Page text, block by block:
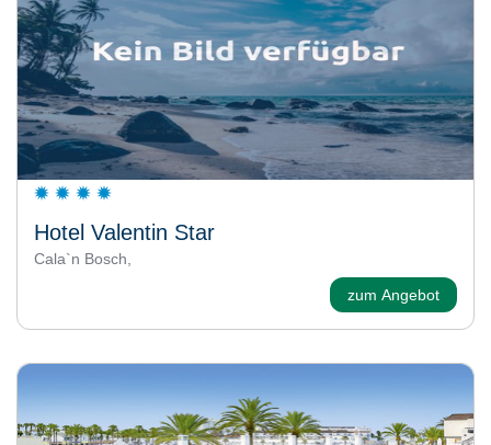
Hotel Valentin Star
Cala`n Bosch,
zum Angebot